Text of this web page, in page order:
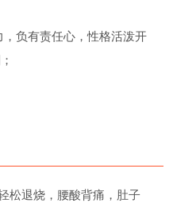
负有责任心，性格活泼开
松退烧，腰酸背痛，肚子